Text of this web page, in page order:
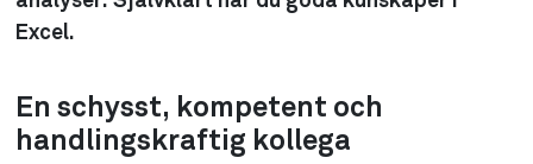
Excel.
En schysst, kompetent och
handlingskraftig kollega